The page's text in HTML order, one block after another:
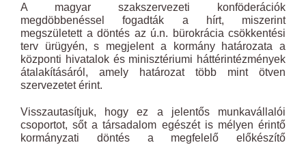
A magyar szakszervezeti konföderációk
megdöbbenéssel fogadták a hírt, miszerint
megszületett a döntés az ú.n. bürokrácia csökkentési
terv ürügyén, s megjelent a kormány határozata a
központi hivatalok és minisztériumi háttérintézmények
átalakításáról, amely határozat több mint ötven
szervezetet érint.
Visszautasítjuk, hogy ez a jelentős munkavállalói
csoportot, sőt a társadalom egészét is mélyen érintő
kormányzati döntés a megfelelő előkészítő